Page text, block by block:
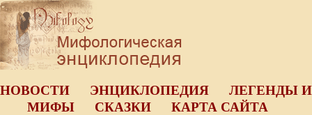
НОВОСТИ ЭНЦИКЛОПЕДИЯ
ЛЕГЕНДЫ И
МИФЫ
СКАЗКИ
КАРТА САЙТА